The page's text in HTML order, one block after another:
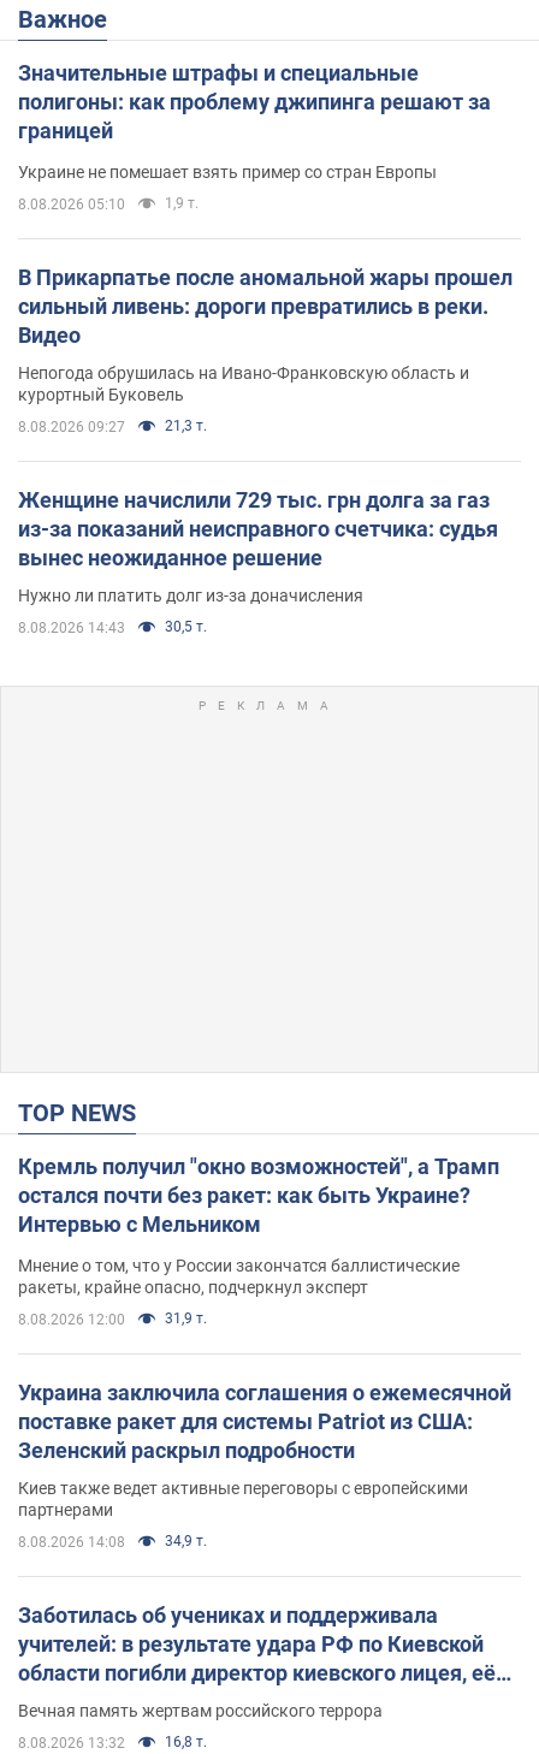
Важное
Значительные штрафы и специальные
полигоны: как проблему джипинга решают за
границей
Украине не помешает взять пример со стран Европы
8.08.2026 05:10 1,9 т.
В Прикарпатье после аномальной жары прошел
сильный ливень: дороги превратились в реки.
Видео
Непогода обрушилась на Ивано-Франковскую область и
курортный Буковель
8.08.2026 09:27 21,3 т.
Женщине начислили 729 тыс. грн долга за газ
из-за показаний неисправного счетчика: судья
вынес неожиданное решение
Нужно ли платить долг из-за доначисления
8.08.2026 14:43 30,5 т.
TOP NEWS
Кремль получил "окно возможностей", а Трамп
остался почти без ракет: как быть Украине?
Интервью с Мельником
Мнение о том, что у России закончатся баллистические
ракеты, крайне опасно, подчеркнул эксперт
8.08.2026 12:00 31,9 т.
Украина заключила соглашения о ежемесячной
поставке ракет для системы Patriot из США:
Зеленский раскрыл подробности
Киев также ведет активные переговоры с европейскими
партнерами
8.08.2026 14:08 34,9 т.
Заботилась об учениках и поддерживала
учителей: в результате удара РФ по Киевской
области погибли директор киевского лицея, её
муж и внук
Вечная память жертвам российского террора
8.08.2026 13:32 16,8 т.